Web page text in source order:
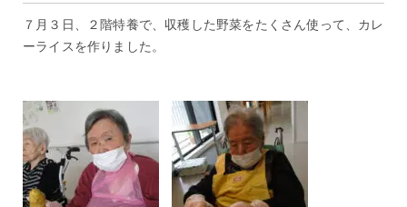
７月３日、２階特養で、収穫した野菜をたくさん使って、カレ
ーライスを作りました。